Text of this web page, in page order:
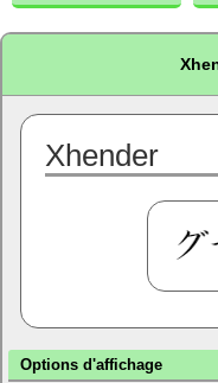
Xhender
Options d'affichage